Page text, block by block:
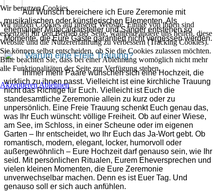
Auf Wunsch bereichere ich Eure Zeremonie mit
musikalischen oder künstlerischen Elementen. Als
ehemaliger Musicaldarsteller und Sänger entstehen so
Momente, die Eure Gäste garantiert nicht vergessen werden.
Warum eine Freie Trauung?
Immer mehr Paare wünschen sich eine Hochzeit, die
wirklich zu ihnen passt. Vielleicht ist eine kirchliche Trauung
nicht das Richtige für Euch. Vielleicht ist Euch die
standesamtliche Zeremonie allein zu kurz oder zu
unpersönlich. Eine Freie Trauung schenkt Euch genau das,
was Ihr Euch wünscht: völlige Freiheit. Ob auf einer Wiese,
am See, im Schloss, in einer Scheune oder im eigenen
Garten – Ihr entscheidet, wo Ihr Euch das Ja-Wort gebt. Ob
romantisch, modern, elegant, locker, humorvoll oder
außergewöhnlich – Eure Hochzeit darf genauso sein, wie Ihr
seid. Mit persönlichen Ritualen, Eurem Eheversprechen und
vielen kleinen Momenten, die Eure Zeremonie
unverwechselbar machen. Denn es ist Euer Tag. Und
genauso soll er sich auch anfühlen.
Wir benutzen Cookies
Wir nutzen Cookies auf unserer Website. Einige von ihnen sind
essenziell für den Betrieb der Seite, während andere uns helfen, diese
Website und die Nutzererfahrung zu verbessern (Tracking Cookies).
Sie können selbst entscheiden, ob Sie die Cookies zulassen möchten.
Bitte beachten Sie, dass bei einer Ablehnung womöglich nicht mehr
alle Funktionalitäten der Seite zur Verfügung stehen.
AkzeptierenAblehnen